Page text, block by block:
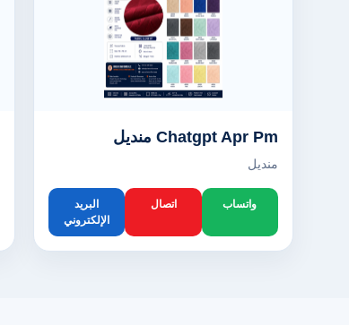
Chatgpt Apr Pm منديل
منديل
واتساب اتصال
البريد
الإلكتروني